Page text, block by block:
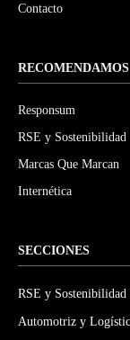
Contacto
RECOMENDAMOS
Responsum
RSE y Sostenibilidad
Marcas Que Marcan
Internética
SECCIONES
RSE y Sostenibilidad
Automotriz y